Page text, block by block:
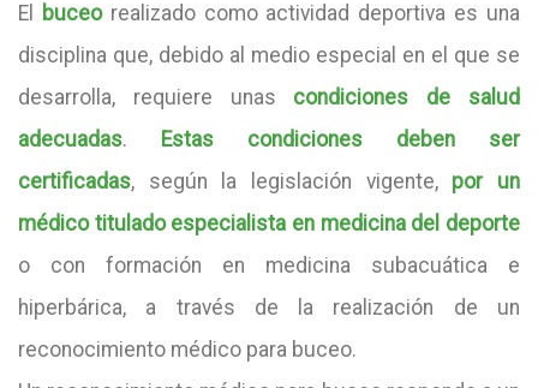
El buceorealizado como actividad deportiva es una
disciplina que, debido al medio especial en el que se
desarrolla, requiere unas condiciones de salud
adecuadas.
Estas condiciones deben ser
certificadas, según la legislación vigente, por un
médico titulado especialista en medicina del deporte
o con formación en medicina subacuática e
hiperbárica, a través de la realización de un
reconocimiento médico para buceo.